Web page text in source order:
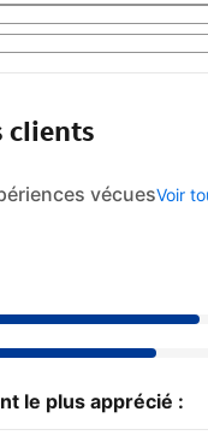
clients
vécuesVoir
le plus apprécié :